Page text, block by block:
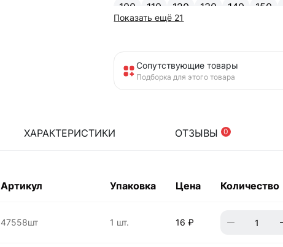
100
110 120 130 140 150
Показать ещё 21
Сопутствующие товары
Подборка для этого товара
ХАРАКТЕРИСТИКИ ОТЗЫВЫ 0
Артикул Упаковка Цена Количество
47558шт 1 шт. 16 ₽